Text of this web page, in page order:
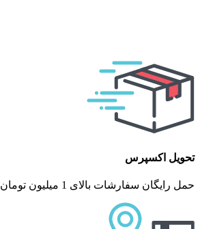
تحویل اکسپرس
حمل رایگان سفارشات بالای 1 میلیون تومان